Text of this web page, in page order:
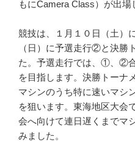
もにCamera Class）が出場
競技は、１月１０日（土）
（日）に予選走行②と決勝
た。予選走行では、①、②
を目指します。決勝トーナ
マシンのうち特に速いマシ
を狙います。東海地区大会
会へ向けて連日遅くまでマ
みました。